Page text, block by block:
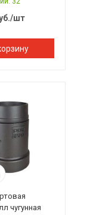
/шт
чугунная